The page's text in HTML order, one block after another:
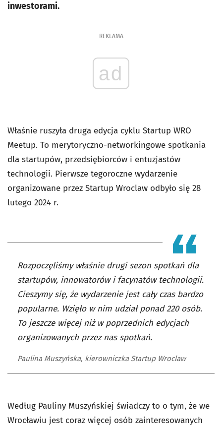
inwestorami.
REKLAMA
ad
Właśnie ruszyła druga edycja cyklu Startup WRO
Meetup. To merytoryczno-networkingowe spotkania
dla startupów, przedsiębiorców i entuzjastów
technologii. Pierwsze tegoroczne wydarzenie
organizowane przez Startup Wroclaw odbyło się 28
lutego 2024 r.
Rozpoczęliśmy właśnie drugi sezon spotkań dla
startupów, innowatorów i facynatów technologii.
Cieszymy się, że wydarzenie jest cały czas bardzo
popularne. Wzięło w nim udział ponad 220 osób.
To jeszcze więcej niż w poprzednich edycjach
organizowanych przez nas spotkań.
Paulina Muszyńska, kierowniczka Startup Wroclaw
Według Pauliny Muszyńskiej świadczy to o tym, że we
Wrocławiu jest coraz więcej osób zainteresowanych